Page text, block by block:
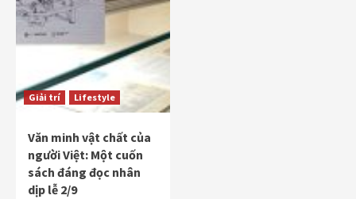
Giải trí Lifestyle
Văn minh vật chất của
người Việt: Một cuốn
sách đáng đọc nhân
dịp lễ 2/9